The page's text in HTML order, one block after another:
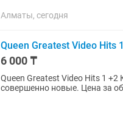
Алматы, сегодня
Queen Greatest Video Hits
6 000 ₸
Queen Greatest Video Hits 1 +2 Коллекция видеоклипов легендарной группы Queen. Диски
совершенно новые. Цена за